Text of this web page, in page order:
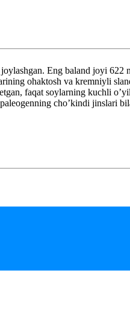
Eng baland joyi 622
ohaktosh va kremniyli
faqat soylarning kuchli
cho’kindi jinslari